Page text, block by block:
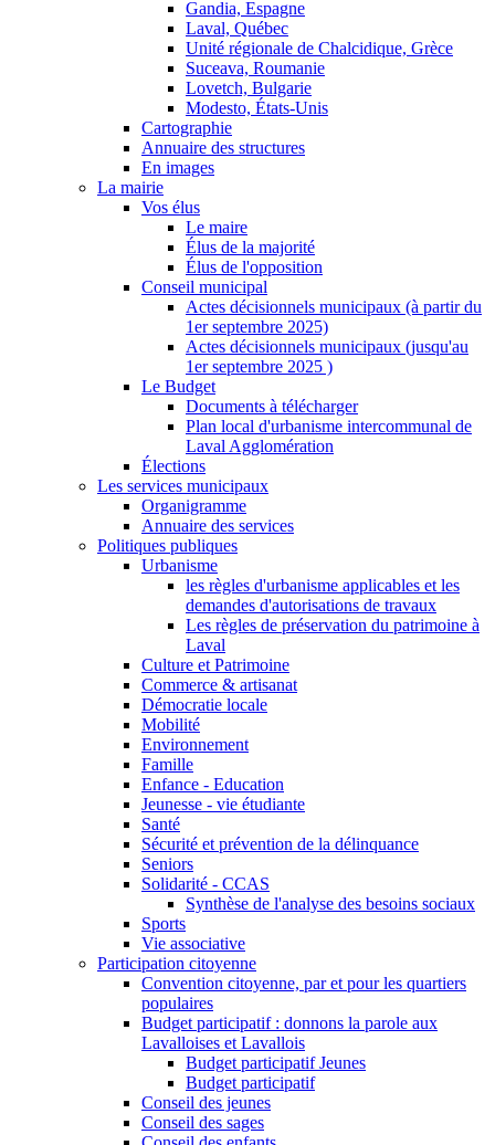
Gandia, Espagne
Laval, Québec
Unité régionale de Chalcidique, Grèce
Suceava, Roumanie
Lovetch, Bulgarie
Modesto, États-Unis
Cartographie
Annuaire des structures
En images
La mairie
Vos élus
Le maire
Élus de la majorité
Élus de l'opposition
Conseil municipal
Actes décisionnels municipaux (à partir du
1er septembre 2025)
Actes décisionnels municipaux (jusqu'au
1er septembre 2025 )
Le Budget
Documents à télécharger
Plan local d'urbanisme intercommunal de
Laval Agglomération
Élections
Les services municipaux
Organigramme
Annuaire des services
Politiques publiques
Urbanisme
les règles d'urbanisme applicables et les
demandes d'autorisations de travaux
Les règles de préservation du patrimoine à
Laval
Culture et Patrimoine
Commerce & artisanat
Démocratie locale
Mobilité
Environnement
Famille
Enfance - Education
Jeunesse - vie étudiante
Santé
Sécurité et prévention de la délinquance
Seniors
Solidarité - CCAS
Synthèse de l'analyse des besoins sociaux
Sports
Vie associative
Participation citoyenne
Convention citoyenne, par et pour les quartiers
populaires
Budget participatif : donnons la parole aux
Lavalloises et Lavallois
Budget participatif Jeunes
Budget participatif
Conseil des jeunes
Conseil des sages